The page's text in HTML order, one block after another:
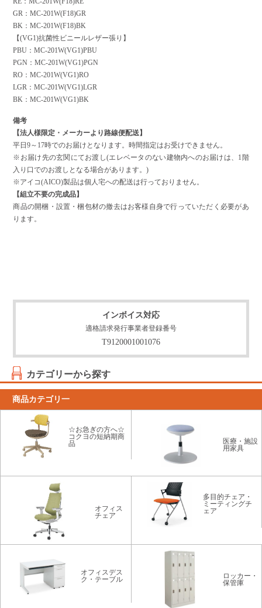
GR：MC-201W(F18)GR
BK：MC-201W(F18)BK
【(VG1)抗菌性ビニールレザー張り】
PBU：MC-201W(VG1)PBU
PGN：MC-201W(VG1)PGN
RO：MC-201W(VG1)RO
LGR：MC-201W(VG1)LGR
BK：MC-201W(VG1)BK
備考
【法人様限定・メーカーより路線便配送】
平日9～17時でのお届けとなります。時間指定はお受けできません。
※お届け先の玄関にてお渡し(エレベータのない建物内へのお届けは、1階
入り口でのお渡しとなる場合があります。)
※アイコ(AICO)製品は個人宅への配送は行っておりません。
【組立不要の完成品】
商品の開梱・設置・梱包材の撤去はお客様自身で行っていただく必要があ
ります。
インボイス対応
適格請求発行事業者登録番号
T9120001001076
カテゴリーから探す
商品カテゴリ一
☆お急ぎの方へ☆
コクヨの短納期商
品
医療・施設
用家具
オフィス
チェア
多目的チェア・
ミーティングチ
ェア
オフィスデス
ク・テーブル
ロッカー・
保管庫